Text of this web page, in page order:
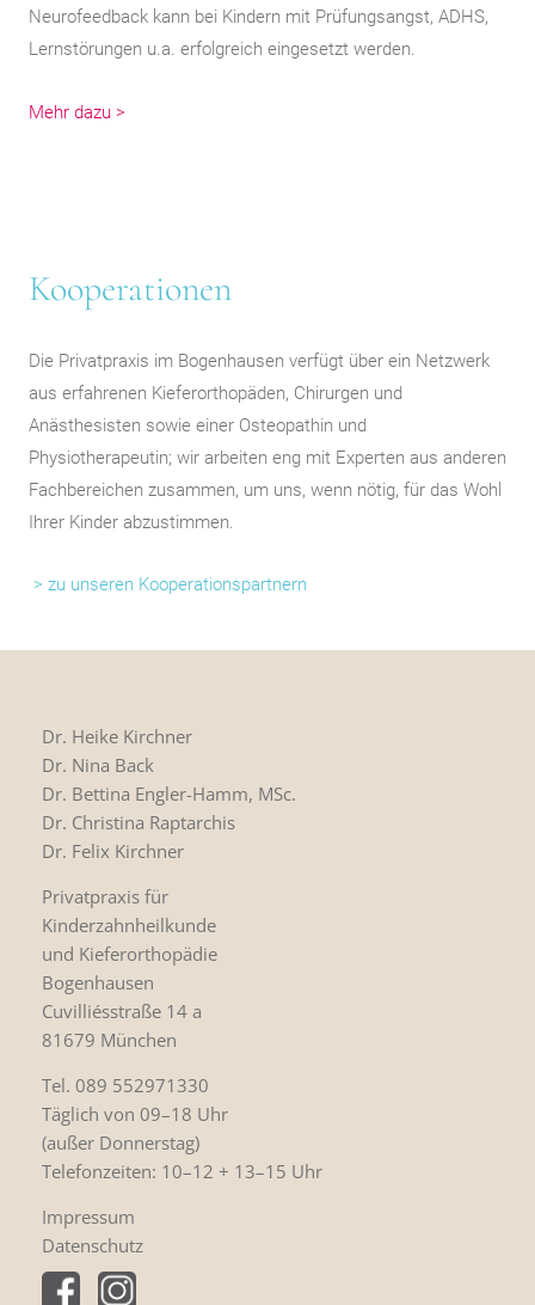
Neurofeedback kann bei Kindern mit Prüfungsangst, ADHS,
Lernstörungen u.a. erfolgreich eingesetzt werden.
Mehr dazu >
Kooperationen
Die Privatpraxis im Bogenhausen verfügt über ein Netzwerk
aus erfahrenen Kieferorthopäden, Chirurgen und
Anästhesisten sowie einer Osteopathin und
Physiotherapeutin; wir arbeiten eng mit Experten aus anderen
Fachbereichen zusammen, um uns, wenn nötig, für das Wohl
Ihrer Kinder abzustimmen.
> zu unseren Kooperationspartnern
Dr. Heike Kirchner
Dr. Nina Back
Dr. Bettina Engler-Hamm, MSc.
Dr. Christina Raptarchis
Dr. Felix Kirchner
Privatpraxis für
Kinderzahnheilkunde
und Kieferorthopädie
Bogenhausen
Cuvilliésstraße 14 a
81679 München
Tel. 089 552971330
Täglich von 09–18 Uhr
(außer Donnerstag)
Telefonzeiten: 10–12 + 13–15 Uhr
Impressum
Datenschutz